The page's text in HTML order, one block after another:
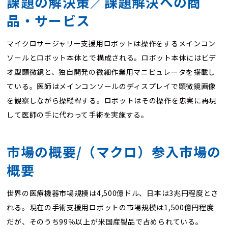
品・サービス
マイクロサージャリー支援用ロボットは操作をするメインコン
ソールとロボット本体とで構成される。ロボット本体にはビデ
オ型顕微鏡と、独自開発の微細作業用マニピュレータを搭載し
ている。医師はメインコンソールのディスプレイで顕微鏡画像
を観察しながら操縦桿する。ロボットはその操作を忠実に再現
して医師の手に代わって手術を実施する。
市場の概要/（マクロ）参入市場の
概要
世界の医療機器市場規模は4,500億ドル、日本は3兆円程度とさ
れる。現在の手術支援用ロボットの市場規模は1,500億円程度
だが、そのうち99％以上が米国産製品で占められている。